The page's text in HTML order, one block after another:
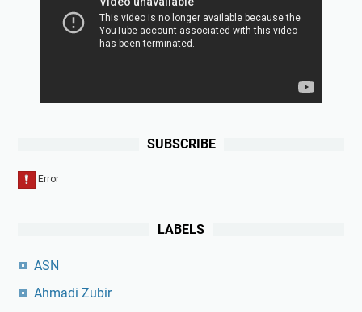
SUBSCRIBE
LABELS
ASN
Ahmadi Zubir